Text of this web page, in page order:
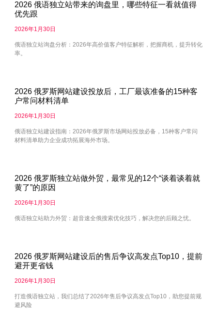
2026 俄语独立站带来的询盘里，哪些特征一看就值得
优先跟
2026年1月30日
俄语独立站询盘分析：2026年高价值客户特征解析，把握商机，提升转化
率。
2026 俄罗斯网站建设投放后，工厂最该准备的15种客
户常问材料清单
2026年1月30日
俄语独立站建设指南：2026年俄罗斯市场网站投放必备，15种客户常问
材料清单助力企业成功拓展海外市场。
2026 俄罗斯独立站做外贸，最常见的12个“谈着谈着就
黄了”的原因
2026年1月30日
俄语独立站助力外贸：超音速全俄搜索优化技巧，解决您的后顾之忧。
2026 俄罗斯网站建设后的售后争议高发点Top10，提前
避开更省钱
2026年1月30日
打造俄语独立站，我们总结了2026年售后争议高发点Top10，助您提前规
避风险